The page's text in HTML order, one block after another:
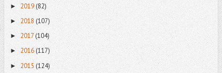
► 2019 (82)
► 2018 (107)
► 2017(104)
► 2016 (117)
► 2015 (124)